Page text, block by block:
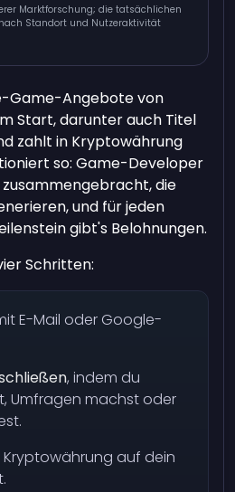
Marktforschung; die tatsächlichen
Standort und Nutzeraktivität
Game-Angebote von
Start, darunter auch Titel
zahlt in Kryptowährung
so: Game-Developer
die
und für jeden
gibt's Belohnungen.
Schritten:
E-Mail oder Google-
, indem du
Umfragen machst oder
Kryptowährung auf dein